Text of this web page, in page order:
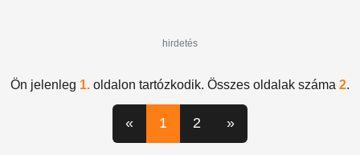
hirdetés
Ön jelenleg 1. oldalon tartózkodik. Összes oldalak száma 2.
« 1 2 »